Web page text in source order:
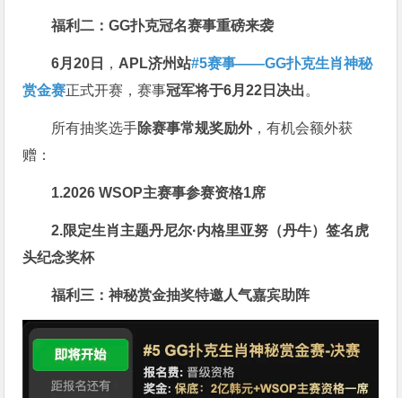
福利二：GG扑克冠名赛事重磅来袭
6月20日 ， APL济州站#5赛事——GG扑克生肖神秘
赏金赛正式开赛，赛事冠军将于6月22日决出。
所有抽奖选手除赛事常规奖励外，有机会额外获
赠：
1.2026 WSOP主赛事参赛资格1席
2.限定生肖主题丹尼尔·内格里亚努（丹牛）签名虎
头纪念奖杯
福利三：神秘赏金抽奖特邀人气嘉宾助阵